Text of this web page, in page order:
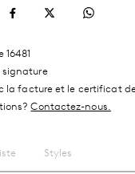
la facture et le certificat
Contactez-nous.
Styles